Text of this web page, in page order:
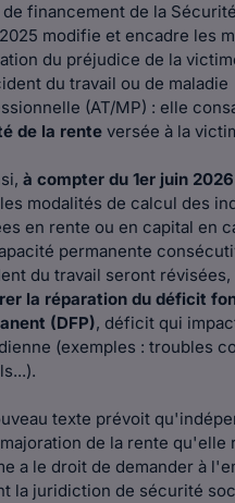
de financement de la
modifie et encadre les
du préjudice de la
du travail ou de maladie
(AT/MP) : elle
de la rente versée à la
à compter du 1er juin
modalités de calcul des
en rente ou en capital en
permanente
du travail seront révisées,
la réparation du déficit
(DFP), déficit qui
(exemples : troubles
texte prévoit
de la rente qu'elle
a le droit de demander à
la juridiction de sécurité